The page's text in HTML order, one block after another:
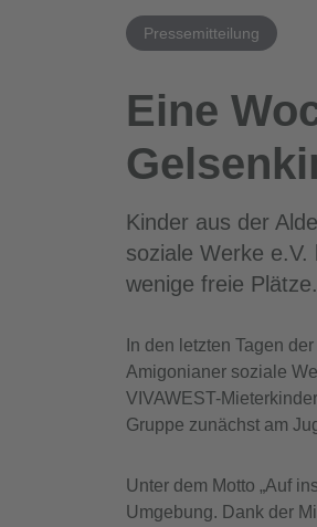
Pressemitteilung
Eine
Kinder aus der
soziale Werke
wenige freie Plätze.
In den letzten Tagen
Amigonianer soziale
VIVAWEST-
Gruppe zunächst am
Unter dem Motto „Auf
Umgebung. Dank der